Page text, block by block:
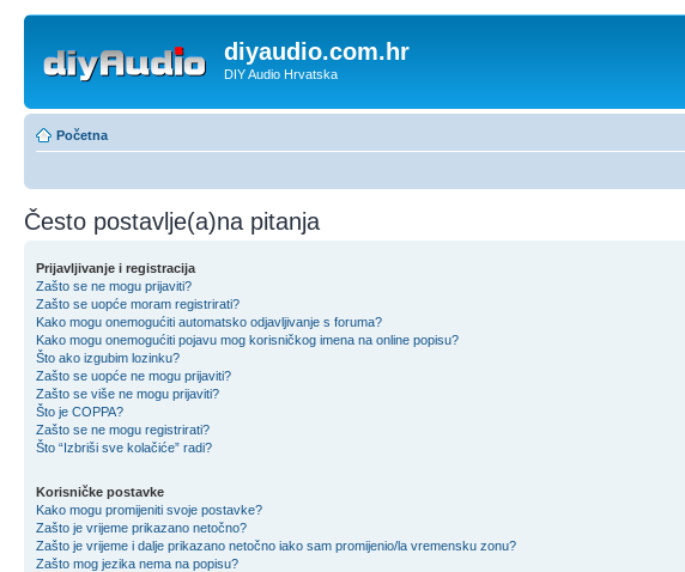
diyaudio.com.hr
DIY Audio Hrvatska
Početna
Često postavlje(a)na pitanja
Prijavljivanje i registracija
Zašto se ne mogu prijaviti?
Zašto se uopće moram registrirati?
Kako mogu onemogućiti automatsko odjavljivanje s foruma?
Kako mogu onemogućiti pojavu mog korisničkog imena na online popisu?
Što ako izgubim lozinku?
Zašto se uopće ne mogu prijaviti?
Zašto se više ne mogu prijaviti?
Što je COPPA?
Zašto se ne mogu registrirati?
Što “Izbriši sve kolačiće” radi?
Korisničke postavke
Kako mogu promijeniti svoje postavke?
Zašto je vrijeme prikazano netočno?
Zašto je vrijeme i dalje prikazano netočno iako sam promijenio/la vremensku zonu?
Zašto mog jezika nema na popisu?